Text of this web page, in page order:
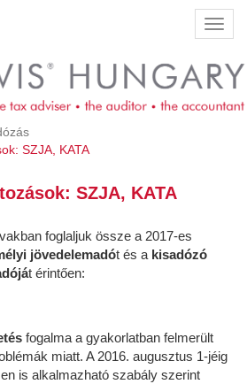
SZJA, KATA
SZJA, KATA
foglaljuk össze a 2017-es
jövedelemadót és a kisadózó
t érintően:
fogalma a gyakorlatban felmerült
miatt. A 2016. augusztus 1-jéig
is alkalmazható szabály szerint